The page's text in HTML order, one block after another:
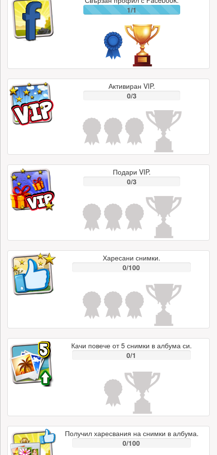
1/1
Активиран VIP.
0/3
Подари VIP.
0/3
Харесани снимки.
0/100
Качи повече от 5 снимки в албума си.
0/1
Получил харесвания на снимки в албума.
0/100